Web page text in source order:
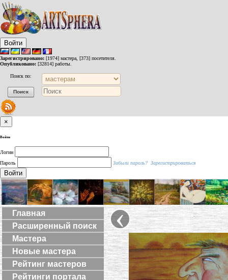
Войти
Зарегистрировано: [1974] мастера, [373] посетителя.
Опубликовано: [32814] работы.
Поиск по:
×
Войти
Логин
Пароль
Забыли пароль? Зарегистрироваться
Войти
Главная
Расширенный поиск
Мастера
Новые мастера
Рейтинг мастеров
Рейтинги портала
‹